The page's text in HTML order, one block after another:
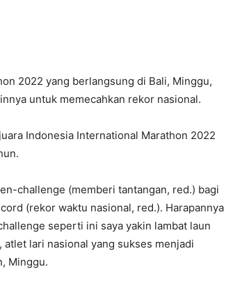
2022 yang berlangsung di Bali, Minggu,
untuk memecahkan rekor nasional.
Indonesia International Marathon 2022
challenge (memberi tantangan, red.) bagi
(rekor waktu nasional, red.). Harapannya
seperti ini saya yakin lambat laun
atlet lari nasional yang sukses menjadi
Minggu.